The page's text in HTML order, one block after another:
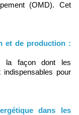
(OMD). Cet
et de production :
la façon dont les
pour
dans les